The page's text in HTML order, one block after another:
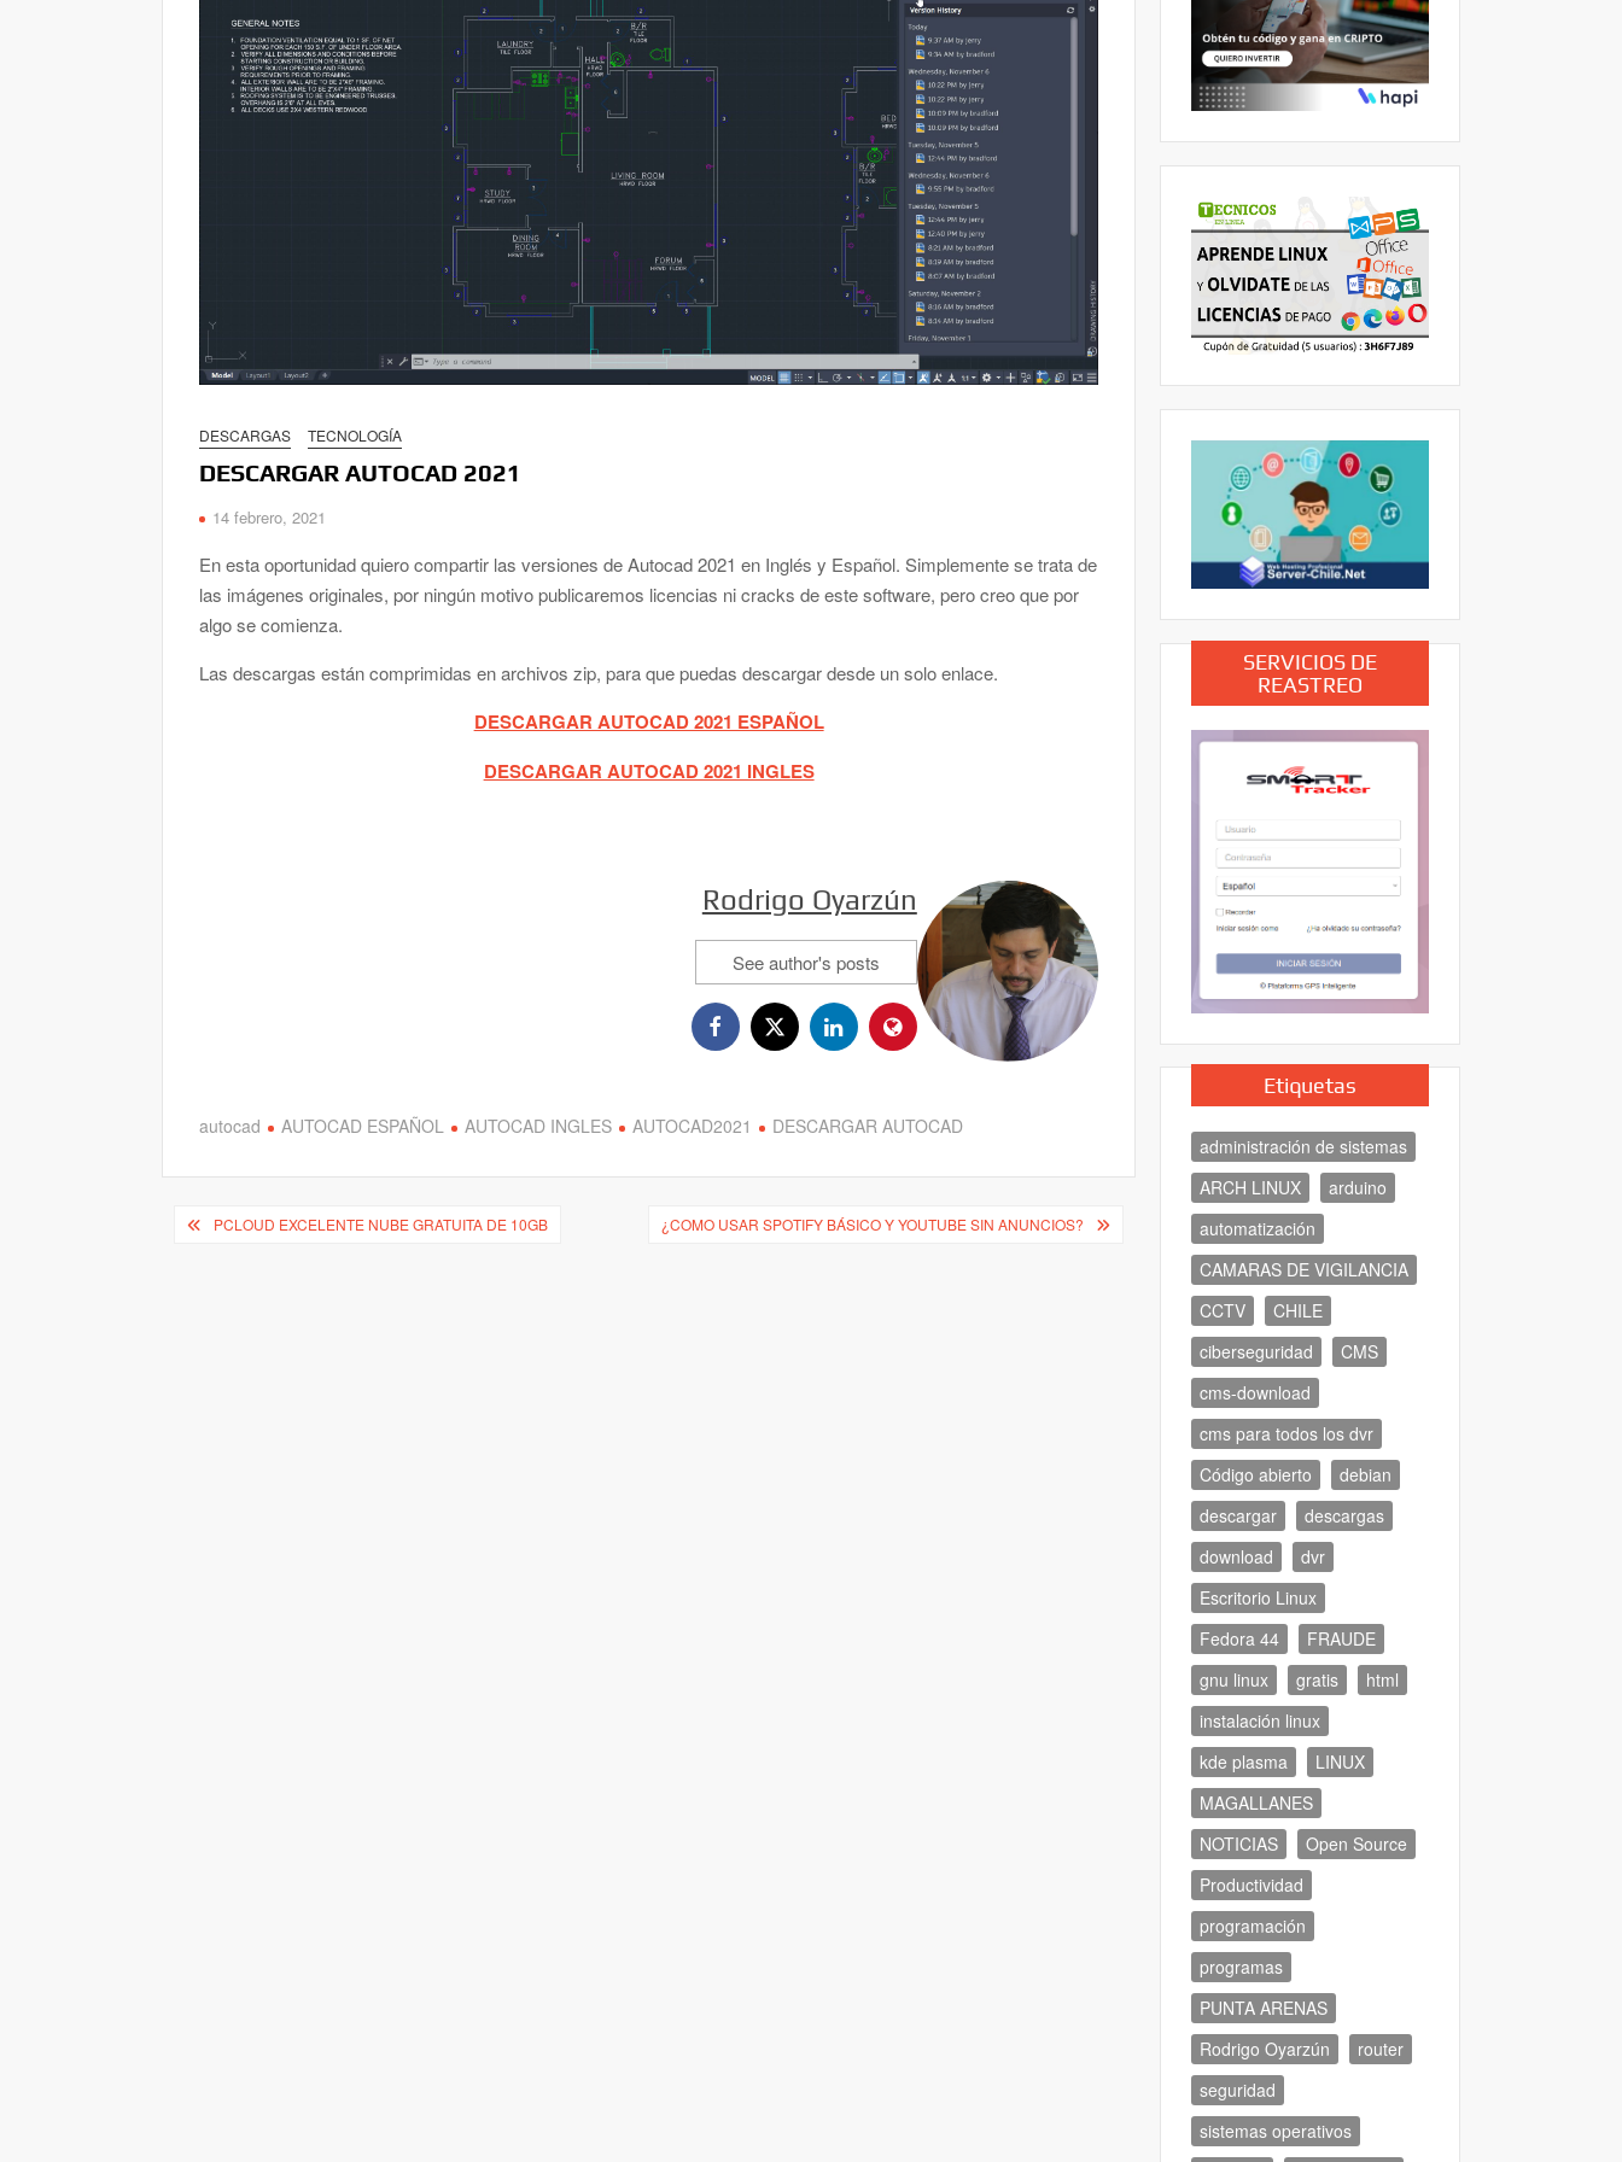
DESCARGAS TECNOLOGÍA
DESCARGAR AUTOCAD 2021
14 febrero, 2021
En esta oportunidad quiero compartir las versiones de Autocad 2021 en Inglés y Español. Simplemente se trata de
las imágenes originales, por ningún motivo publicaremos licencias ni cracks de este software, pero creo que por
algo se comienza.
Las descargas están comprimidas en archivos zip, para que puedas descargar desde un solo enlace.
DESCARGAR AUTOCAD 2021 ESPAÑOL
DESCARGAR AUTOCAD 2021 INGLES
Rodrigo Oyarzún
See author's posts
autocad AUTOCAD ESPAÑOL AUTOCAD INGLES AUTOCAD2021 DESCARGAR AUTOCAD
Navegación
PCLOUD EXCELENTE NUBE GRATUITA DE 10GB ¿COMO USAR SPOTIFY BÁSICO Y YOUTUBE SIN ANUNCIOS?
SERVICIOS DE
REASTREO
Etiquetas
administración de sistemas
ARCH LINUX
arduino
automatización
CAMARAS DE VIGILANCIA
CCTV
CHILE
ciberseguridad
CMS
cms-download
cms para todos los dvr
Código abierto
debian
descargar
descargas
download
dvr
Escritorio Linux
Fedora 44
FRAUDE
gnu linux
gratis
html
instalación linux
kde plasma
LINUX
MAGALLANES
NOTICIAS
Open Source
Productividad
programación
programas
PUNTA ARENAS
Rodrigo Oyarzún
router
seguridad
sistemas operativos